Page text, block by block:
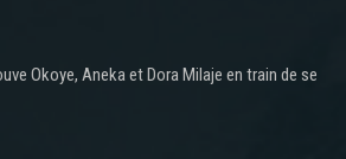
Okoye, Aneka et Dora Milaje en train de se